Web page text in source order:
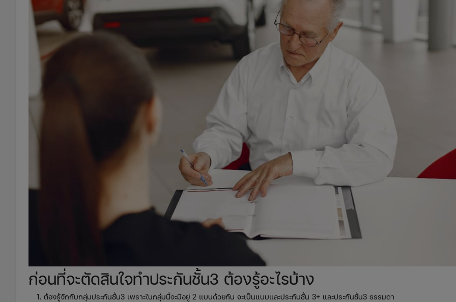
ก่อนที่จะตัดสินใจทำประกันชั้น3 ต้องรู้อะไรบ้าง
ต้องรู้จักกับกลุ่มประกันชั้น3 เพราะในกลุ่มนี้จะมีอยู่ 2 แบบด้วยกัน จะเป็นแบบและประกันชั้น 3+ และประกันชั้น3 ธรรมดา